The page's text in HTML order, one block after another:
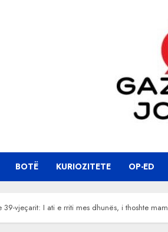
BOTË KURIOZITETE OP-ED
39-vjeçarit: I ati e rriti mes dhunës, i thoshte